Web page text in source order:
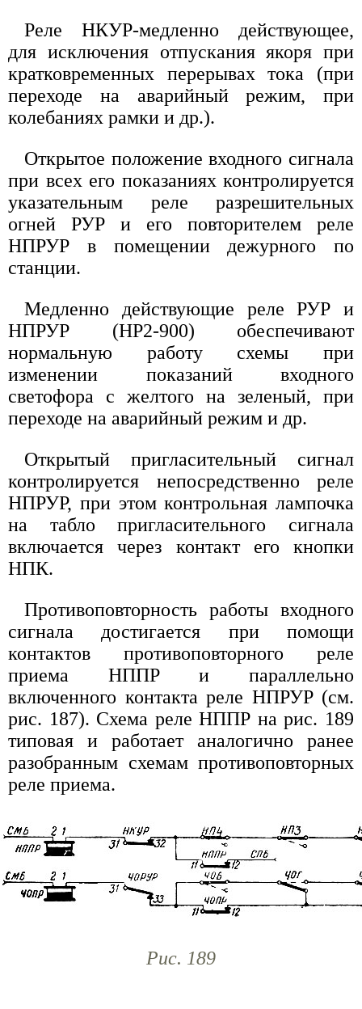
Реле НКУР-медленно действующее,
для исключения отпускания якоря при
кратковременных перерывах тока (при
переходе на аварийный режим, при
колебаниях рамки и др.).
Открытое положение входного сигнала
при всех его показаниях контролируется
указательным реле разрешительных
огней РУР и его повторителем реле
НПРУР в помещении дежурного по
станции.
Медленно действующие реле РУР и
НПРУР (НР2-900) обеспечивают
нормальную работу схемы при
изменении показаний входного
светофора с желтого на зеленый, при
переходе на аварийный режим и др.
Открытый пригласительный сигнал
контролируется непосредственно реле
НПРУР, при этом контрольная лампочка
на табло пригласительного сигнала
включается через контакт его кнопки
НПК.
Противоповторность работы входного
сигнала достигается при помощи
контактов противоповторного реле
приема НППР и параллельно
включенного контакта реле НПРУР (см.
рис. 187). Схема реле НППР на рис. 189
типовая и работает аналогично ранее
разобранным схемам противоповторных
реле приема.
Рис. 189